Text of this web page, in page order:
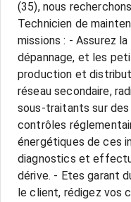
(35), nous
Technicien de
missions : - Assurez
dépannage, et les
production et
réseau secondaire,
sous-traitants sur
contrôles
énergétiques de ces
diagnostics et
dérive. - Etes garant
le client, rédigez vos